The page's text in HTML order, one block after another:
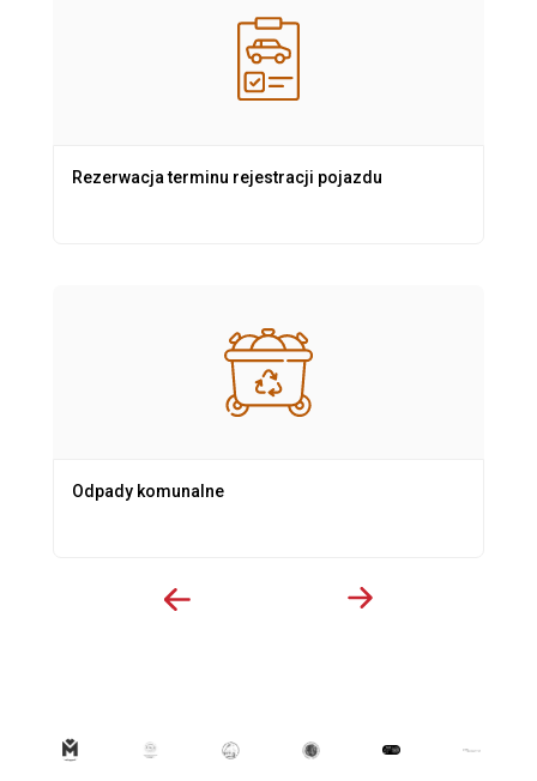
Rezerwacja terminu rejestracji pojazdu
Odpady komunalne